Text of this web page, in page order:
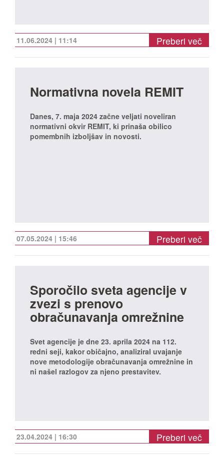
11.06.2024 | 11:14 Preberi več
Normativna novela REMIT
Danes, 7. maja 2024 začne veljati noveliran
normativni okvir REMIT, ki prinaša obilico
pomembnih izboljšav in novosti.
07.05.2024 | 15:46 Preberi več
Sporočilo sveta agencije v
zvezi s prenovo
obračunavanja omrežnine
Svet agencije je dne 23. aprila 2024 na 112.
redni seji, kakor običajno, analiziral uvajanje
nove metodologije obračunavanja omrežnine in
ni našel razlogov za njeno prestavitev.
23.04.2024 | 16:30 Preberi več